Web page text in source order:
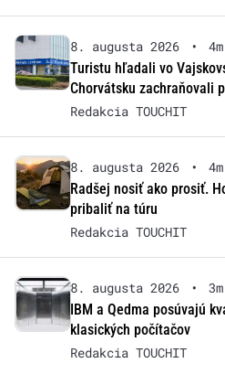
8. augusta 2026 •
4m
Turistu hľadali vo
Chorvátsku zachraňovali
Redakcia TOUCHIT
8. augusta 2026 •
4m
Radšej nosiť ako prosiť.
pribaliť na túru
Redakcia TOUCHIT
8. augusta 2026 •
3m
IBM a Qedma posúvajú
klasických počítačov
Redakcia TOUCHIT